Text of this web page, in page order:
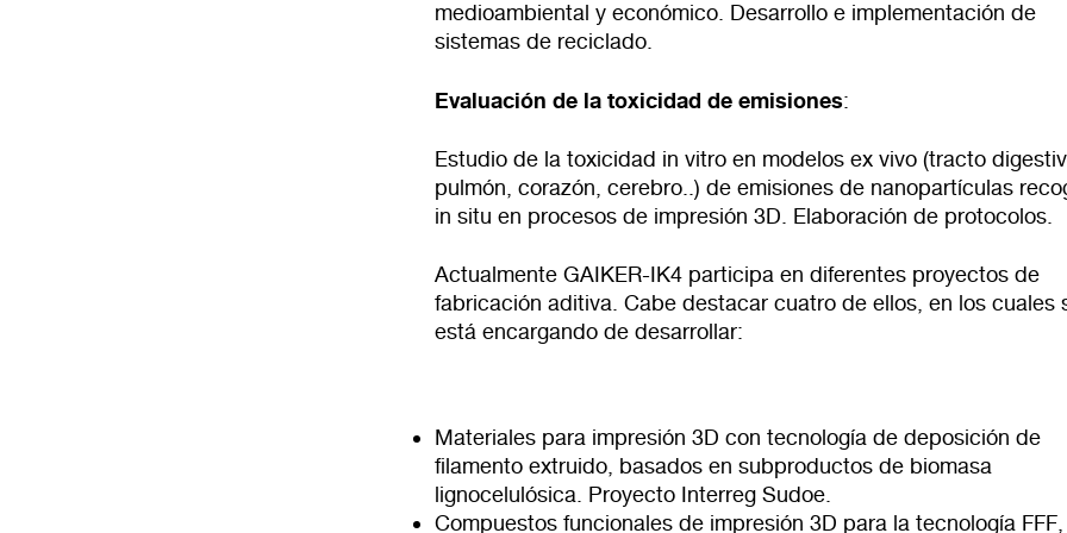
medioambiental y económico. Desarrollo e implementación de
sistemas de reciclado.
Evaluación de la toxicidad de emisiones:
Estudio de la toxicidad in vitro en modelos ex vivo (tracto
pulmón, corazón, cerebro..) de emisiones de nanopartículas
in situ en procesos de impresión 3D. Elaboración de protocolos.
Actualmente GAIKER-IK4 participa en diferentes proyectos de
fabricación aditiva. Cabe destacar cuatro de ellos, en los cuales
está encargando de desarrollar:
Materiales para impresión 3D con tecnología de deposición de
filamento extruido, basados en subproductos de biomasa
lignocelulósica. Proyecto Interreg Sudoe.
Compuestos funcionales de impresión 3D para la tecnología FFF,